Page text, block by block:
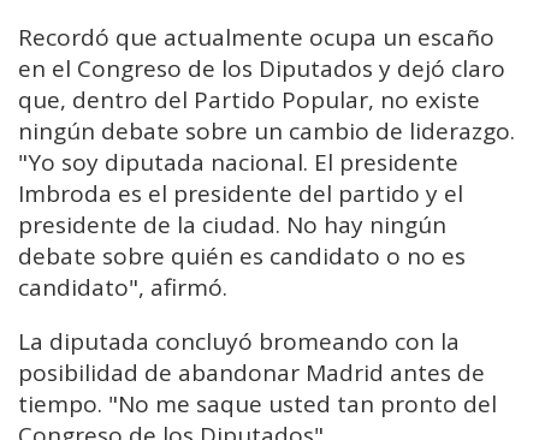
Recordó que actualmente ocupa un escaño
en el Congreso de los Diputados y dejó claro
que, dentro del Partido Popular, no existe
ningún debate sobre un cambio de liderazgo.
"Yo soy diputada nacional. El presidente
Imbroda es el presidente del partido y el
presidente de la ciudad. No hay ningún
debate sobre quién es candidato o no es
candidato", afirmó.
La diputada concluyó bromeando con la
posibilidad de abandonar Madrid antes de
tiempo. "No me saque usted tan pronto del